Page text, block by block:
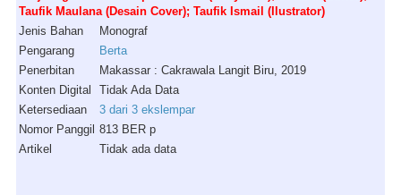
Taufik Maulana (Desain Cover); Taufik Ismail (Ilustrator)
Jenis Bahan
Monograf
Pengarang
Berta
Penerbitan
Makassar : Cakrawala Langit Biru, 2019
Konten Digital
Tidak Ada Data
Ketersediaan
3 dari 3 ekslempar
Nomor Panggil 813 BER p
Artikel
Tidak ada data